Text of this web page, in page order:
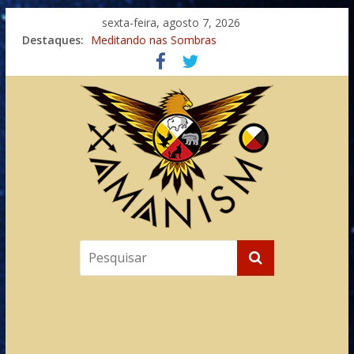
sexta-feira, agosto 7, 2026
Destaques: Meditando nas Sombras
Autosuficiência: A Jornada do Espírito Ancestral
Xamanismo Universal
Totens – Caminho Espiritual – Crescimento
Imaginação na Cura